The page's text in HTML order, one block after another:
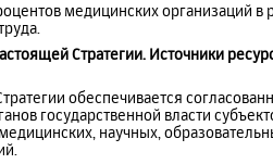
медицинских организаций
Стратегии. Источники
обеспечивается
государственной власти
научных,